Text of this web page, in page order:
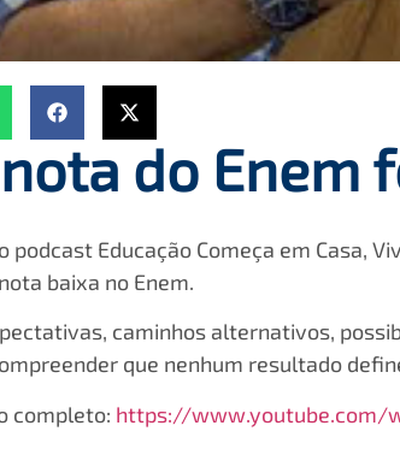
do Enem
podcast Educação Começa em Casa,
baixa no Enem.
caminhos alternativos,
que nenhum resultado
completo: https://www.youtube.com/